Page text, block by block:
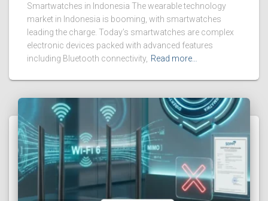
Smartwatches in Indonesia The wearable technology
market in Indonesia is booming, with smartwatches
leading the charge. Today’s smartwatches are complex
electronic devices packed with advanced features
including Bluetooth connectivity, Read more…